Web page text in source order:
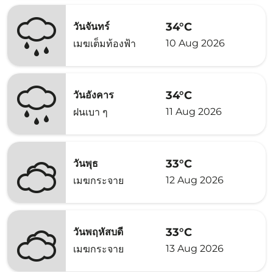
วันจันทร์
เมฆเต็มท้องฟ้า
34°C
10 Aug 2026
วันอังคาร
ฝนเบา ๆ
34°C
11 Aug 2026
วันพุธ
เมฆกระจาย
33°C
12 Aug 2026
วันพฤหัสบดี
เมฆกระจาย
33°C
13 Aug 2026